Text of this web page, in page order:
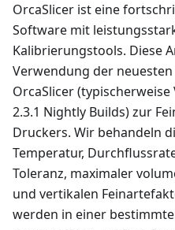
OrcaSlicer ist eine
Software mit
Kalibrierungstools. Diese
Verwendung der
OrcaSlicer
2.3.1 Nightly Builds) zur
Druckers. Wir behandeln
Temperatur,
Toleranz, maximaler
und vertikalen
werden in einer